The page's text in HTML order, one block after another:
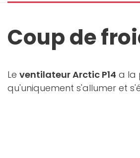
Coup de
Le ventilateur Arctic P14 a la
qu'uniquement s'allumer et